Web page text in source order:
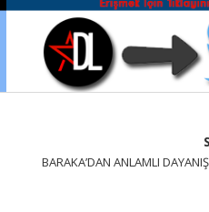
BARAKA’DAN ANLAMLI